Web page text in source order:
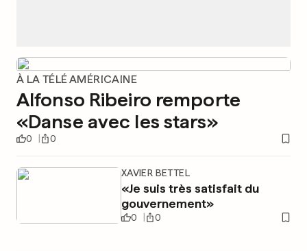
À LA TÉLÉ AMÉRICAINE
Alfonso Ribeiro remporte
«Danse avec les stars»
0 0
XAVIER BETTEL
«Je suis très satisfait du
gouvernement»
0 0